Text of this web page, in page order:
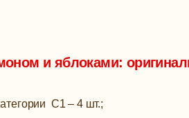
и яблоками:
С1 – 4 шт.;